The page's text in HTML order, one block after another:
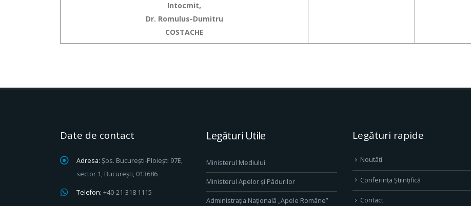
Intocmit,
Dr. Romulus-Dumitru
COSTACHE
Date de contact
Adresa: Șos. București-Ploiești 97E,
sector 1, București, 013686
Telefon: +40-21-318 1115
Legături Utile
Ministerul Mediului
Ministerul Apelor și Pădurilor
Administrația Națională „Apele Române”
Legături rapide
Noutăți
Conferința Științifică
Contact